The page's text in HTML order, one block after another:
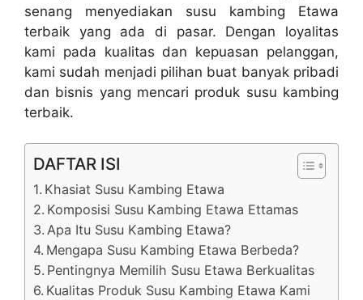
senang menyediakan susu kambing Etawa
terbaik yang ada di pasar. Dengan loyalitas
kami pada kualitas dan kepuasan pelanggan,
kami sudah menjadi pilihan buat banyak pribadi
dan bisnis yang mencari produk susu kambing
terbaik.
DAFTAR ISI
Khasiat Susu Kambing Etawa
Komposisi Susu Kambing Etawa Ettamas
Apa Itu Susu Kambing Etawa?
Mengapa Susu Kambing Etawa Berbeda?
Pentingnya Memilih Susu Etawa Berkualitas
Kualitas Produk Susu Kambing Etawa Kami